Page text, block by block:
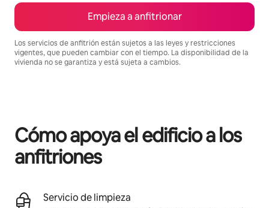
Empieza a anfitrionar
Los servicios de anfitrión están sujetos a las leyes y restricciones
vigentes, que pueden cambiar con el tiempo. La disponibilidad de la
vivienda no se garantiza y está sujeta a cambios.
Cómo apoya el edificio a los
anfitriones
Servicio de limpieza